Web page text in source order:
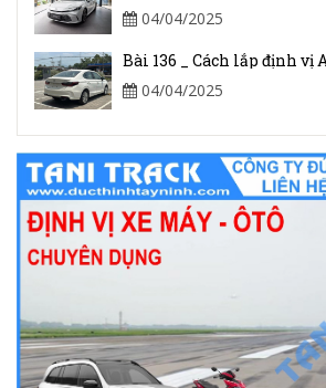
04/04/2025
04/04/2025